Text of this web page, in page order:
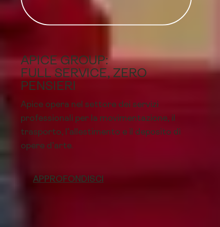
APICE GROUP:
FULL SERVICE, ZERO
PENSIERI
Apice opera nel settore dei servizi
professionali per la movimentazione, il
trasporto, l’allestimento e il deposito di
opere d’arte.
APPROFONDISCI